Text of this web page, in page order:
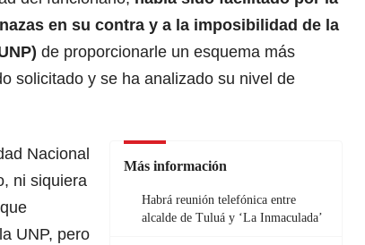
en su contra y a la imposibilidad de la
de proporcionarle un esquema más
solicitado y se ha analizado su nivel de
Más información
Habrá reunión telefónica entre
alcalde de Tuluá y ‘La Inmaculada’
Nacional
ni siquiera
UNP, pero